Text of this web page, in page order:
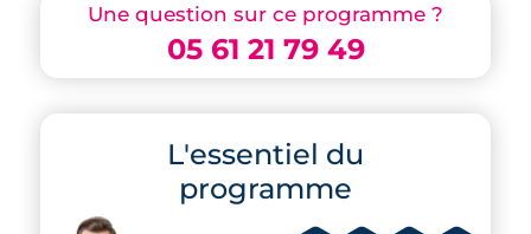
Une question sur ce programme ?
05 61 21 79 49
L'essentiel du
programme